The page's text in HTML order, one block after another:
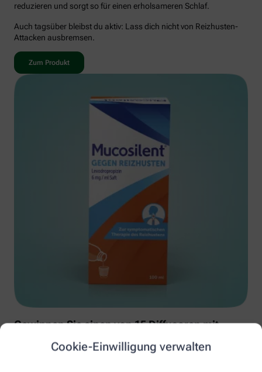
Cookie-Einwilligung verwalten
reduzieren und sorgt so für einen erholsameren Schlaf.
Auch tagsüber bleibst du aktiv: Lass dich nicht von Reizhusten-
Attacken ausbremsen.
Zum Produkt
Gewinnen Sie einen von 15 Diffusoren mit